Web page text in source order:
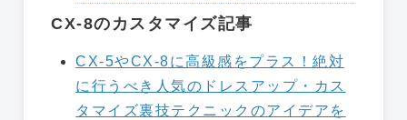
CX-8のカスタマイズ記事
CX-5やCX-8に高級感をプラス！絶対
に行うべき人気のドレスアップ・カス
タマイズ裏技テクニックのアイデアを